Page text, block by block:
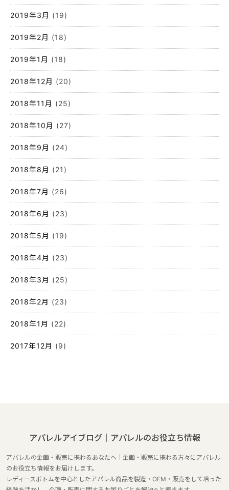
2019年3月 (19)
2019年2月 (18)
2019年1月 (18)
2018年12月 (20)
2018年11月 (25)
2018年10月 (27)
2018年9月 (24)
2018年8月 (21)
2018年7月 (26)
2018年6月 (23)
2018年5月 (19)
2018年4月 (23)
2018年3月 (25)
2018年2月 (23)
2018年1月 (22)
2017年12月 (9)
アパレルアイブログ｜アパレルのお役立ち情報
アパレルの企画・販売に携わるあなたへ｜企画・販売に携わる方々にアパレル
のお役立ち情報をお届けします。
レディースボトムを中心としたアパレル商品を製造・OEM・販売をして培った